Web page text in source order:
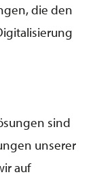
die den
sind
unserer
auf